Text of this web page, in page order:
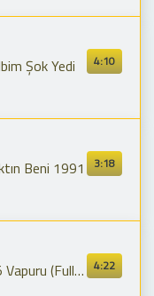
4:10
Şok Yedi
3:18
Beni 1991
4:22
(Full Mix)